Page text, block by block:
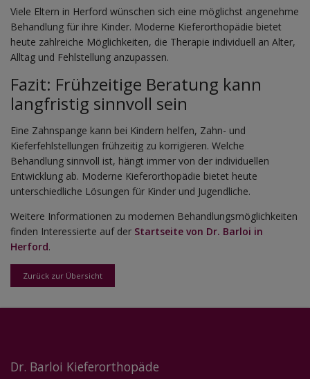
Zurück zur Übersicht
Viele Eltern in Herford wünschen sich eine möglichst angenehme
Behandlung für ihre Kinder. Moderne Kieferorthopädie bietet
heute zahlreiche Möglichkeiten, die Therapie individuell an Alter,
Alltag und Fehlstellung anzupassen.
Fazit: Frühzeitige Beratung kann
langfristig sinnvoll sein
Eine Zahnspange kann bei Kindern helfen, Zahn- und
Kieferfehlstellungen frühzeitig zu korrigieren. Welche
Behandlung sinnvoll ist, hängt immer von der individuellen
Entwicklung ab. Moderne Kieferorthopädie bietet heute
unterschiedliche Lösungen für Kinder und Jugendliche.
Weitere Informationen zu modernen Behandlungsmöglichkeiten
finden Interessierte auf der Startseite von Dr. Barloi in
Herford.
Dr. Barloi Kieferorthopäde